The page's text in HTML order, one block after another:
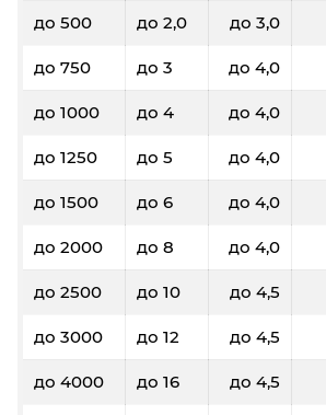
до 500 до 2,0 до 3,0
до 750 до 3 до 4,0
до 1000 до 4 до 4,0
до 1250 до 5 до 4,0
до 1500 до 6 до 4,0
до 2000 до 8 до 4,0
до 2500 до 10 до 4,5
до 3000 до 12 до 4,5
до 4000 до 16 до 4,5